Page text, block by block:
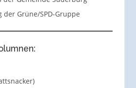
der Grüne/SPD-Gruppe